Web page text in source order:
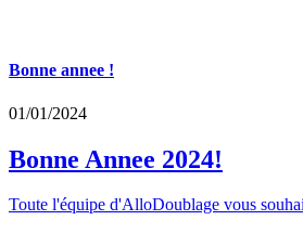
Bonne annee !
01/01/2024
Bonne Annee 2024!
Toute l'équipe d'AlloDoublage vous